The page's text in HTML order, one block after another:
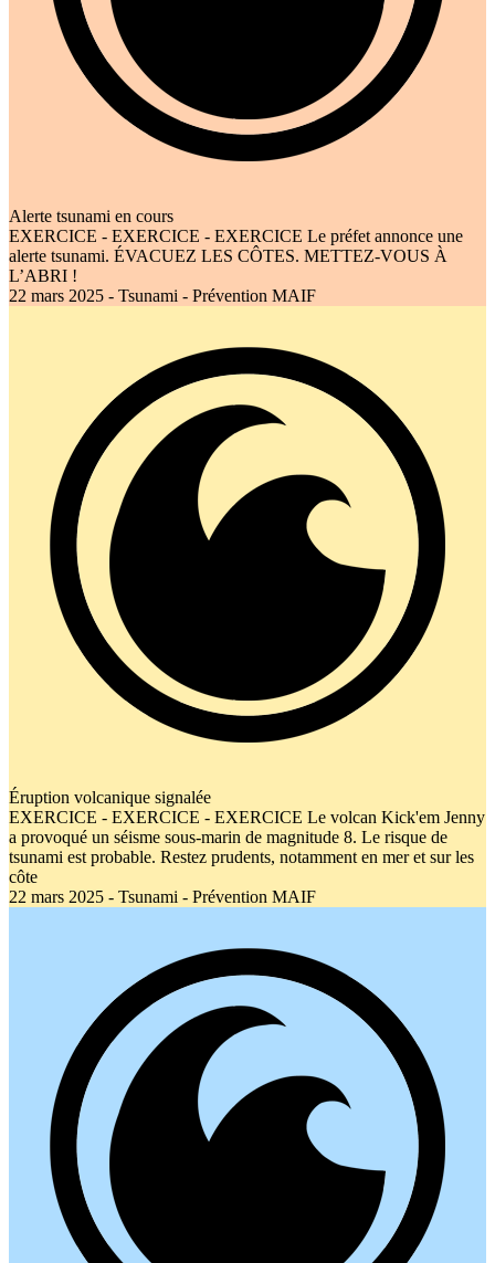
Alerte tsunami en cours
EXERCICE - EXERCICE - EXERCICE Le préfet annonce une
alerte tsunami. ÉVACUEZ LES CÔTES. METTEZ-VOUS À
L’ABRI !
22 mars 2025 - Tsunami - Prévention MAIF
Éruption volcanique signalée
EXERCICE - EXERCICE - EXERCICE Le volcan Kick'em Jenny
a provoqué un séisme sous-marin de magnitude 8. Le risque de
tsunami est probable. Restez prudents, notamment en mer et sur les
côte
22 mars 2025 - Tsunami - Prévention MAIF